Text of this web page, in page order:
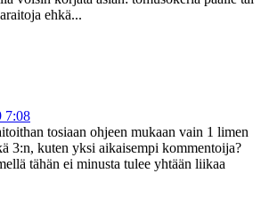
ehkä...
7:08
tosiaan ohjeen mukaan vain 1 limen
3:n, kuten yksi aikaisempi kommentoija?
tähän ei minusta tulee yhtään liikaa